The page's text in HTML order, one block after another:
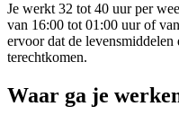
Je werkt 32 tot 40 uur per
van 16:00 tot 01:00 uur of
ervoor dat de
terechtkomen.
Waar ga je